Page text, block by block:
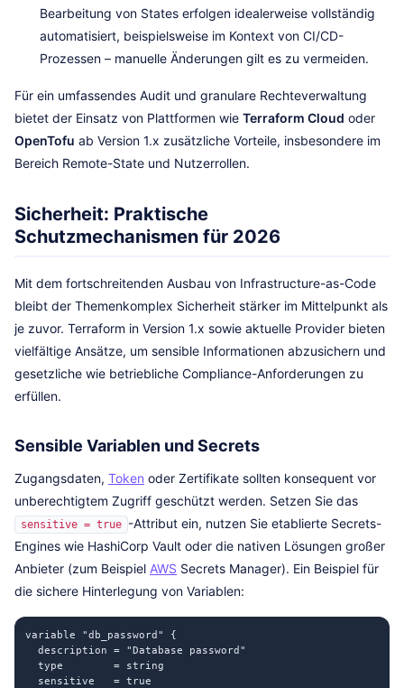
Bearbeitung von States erfolgen idealerweise vollständig
automatisiert, beispielsweise im Kontext von CI/CD-
Prozessen – manuelle Änderungen gilt es zu vermeiden.
Für ein umfassendes Audit und granulare Rechteverwaltung
bietet der Einsatz von Plattformen wie Terraform Cloud oder
OpenTofu ab Version 1.x zusätzliche Vorteile, insbesondere im
Bereich Remote-State und Nutzerrollen.
Sicherheit: Praktische
Schutzmechanismen für 2026
Mit dem fortschreitenden Ausbau von Infrastructure-as-Code
bleibt der Themenkomplex Sicherheit stärker im Mittelpunkt als
je zuvor. Terraform in Version 1.x sowie aktuelle Provider bieten
vielfältige Ansätze, um sensible Informationen abzusichern und
gesetzliche wie betriebliche Compliance-Anforderungen zu
erfüllen.
Sensible Variablen und Secrets
Zugangsdaten, Token oder Zertifikate sollten konsequent vor
unberechtigtem Zugriff geschützt werden. Setzen Sie das
sensitive = true -Attribut ein, nutzen Sie etablierte Secrets-
Engines wie HashiCorp Vault oder die nativen Lösungen großer
Anbieter (zum Beispiel AWS Secrets Manager). Ein Beispiel für
die sichere Hinterlegung von Variablen:
variable "db_password" {
  description = "Database password"
  type        = string
  sensitive   = true